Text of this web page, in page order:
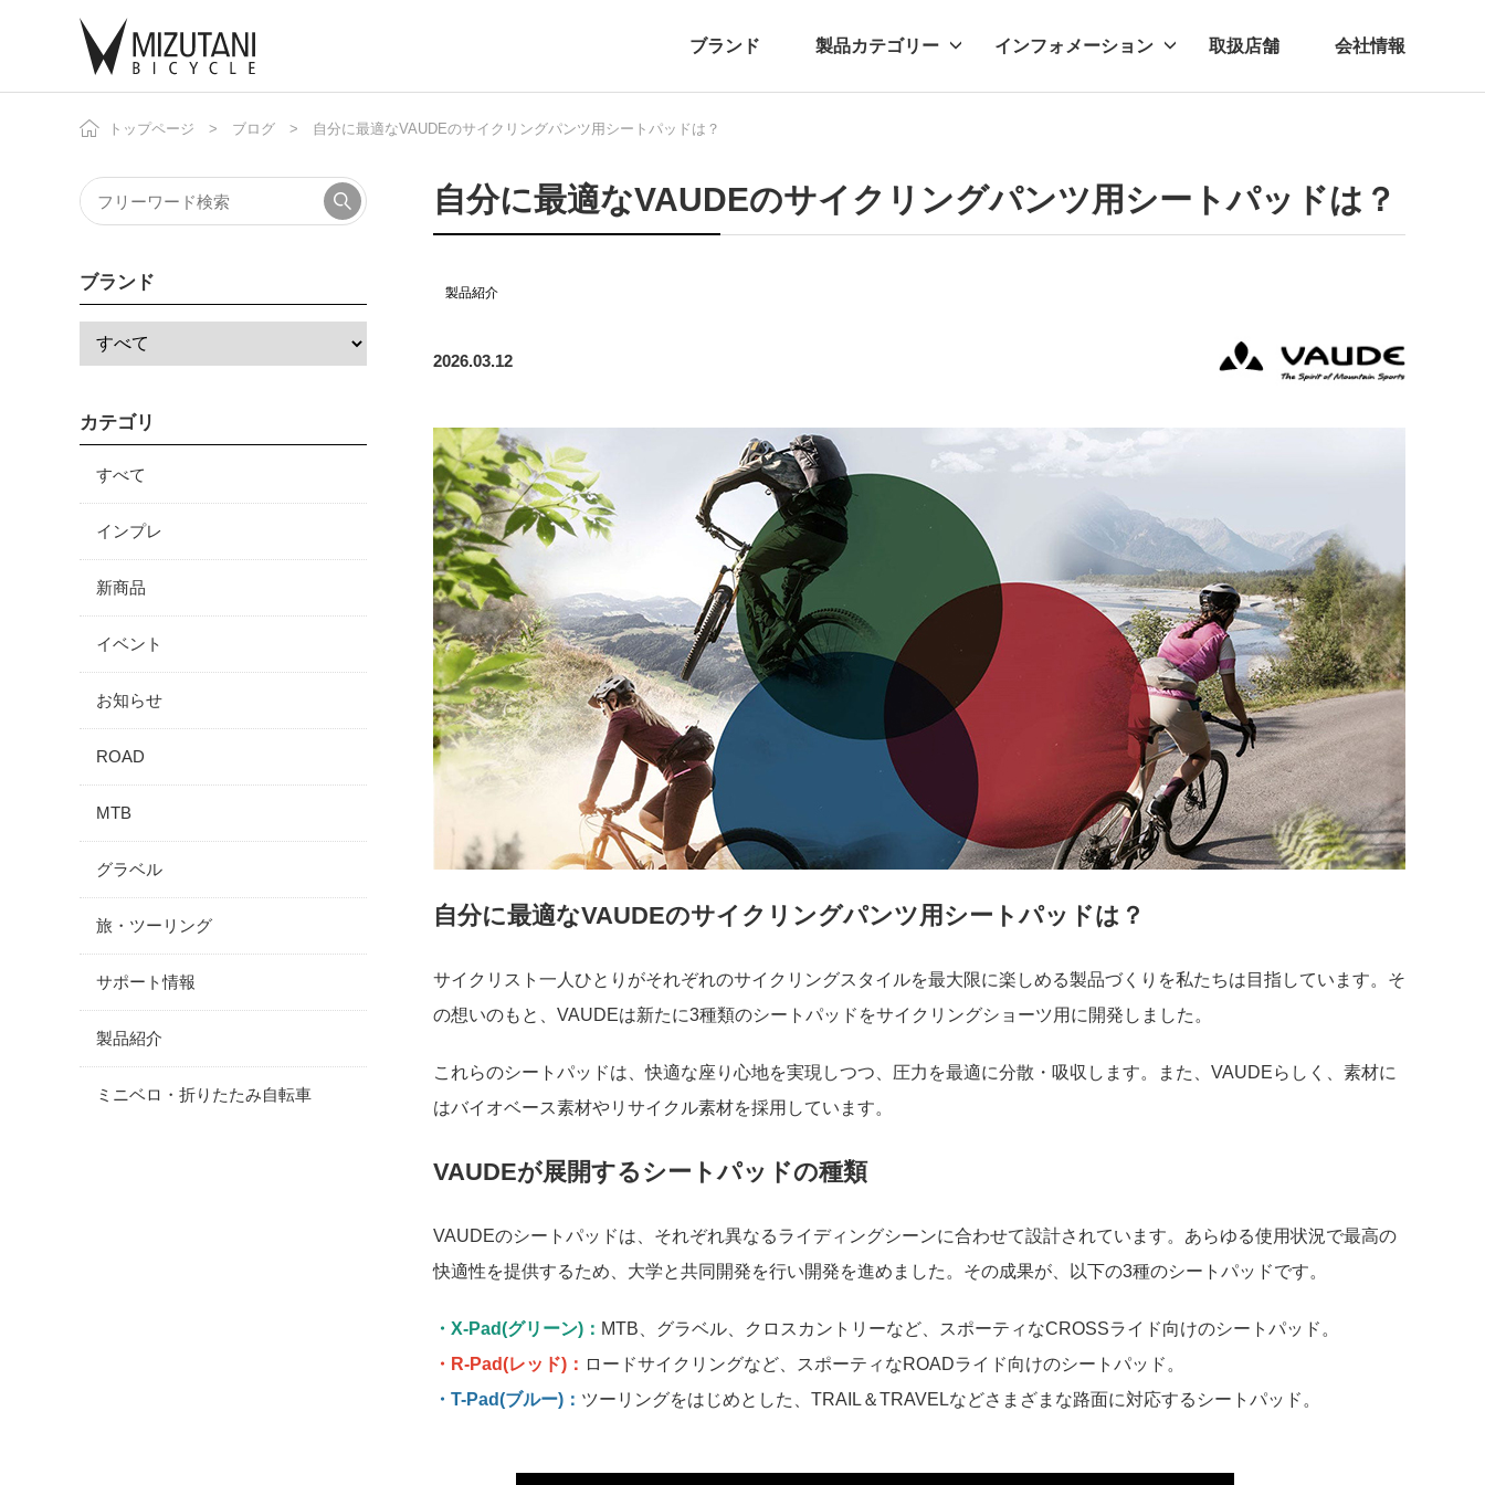
ブランド 製品カテゴリー
自転車 自転車パーツ
インフォメーション
ニュース プレスリリース
取扱店舗 会社情報
トップページ ブログ 自分に最適なVAUDEのサイクリングパンツ用シートパッドは？
自分に最適なVAUDEのサイクリングパンツ用シートパッドは？
製品紹介
2026.03.12
自分に最適なVAUDEのサイクリングパンツ用シートパッドは？
サイクリスト一人ひとりがそれぞれのサイクリングスタイルを最大限に楽しめる製品づくりを私たちは目指しています。そ
の想いのもと、VAUDEは新たに3種類のシートパッドをサイクリングショーツ用に開発しました。
これらのシートパッドは、快適な座り心地を実現しつつ、圧力を最適に分散・吸収します。また、VAUDEらしく、素材に
はバイオベース素材やリサイクル素材を採用しています。
VAUDEが展開するシートパッドの種類
VAUDEのシートパッドは、それぞれ異なるライディングシーンに合わせて設計されています。あらゆる使用状況で最高の
快適性を提供するため、大学と共同開発を行い開発を進めました。その成果が、以下の3種のシートパッドです。
・X-Pad(グリーン)： MTB、グラベル、クロスカントリーなど、スポーティなCROSSライド向けのシートパッド。
・R-Pad(レッド)： ロードサイクリングなど、スポーティなROADライド向けのシートパッド。
・T-Pad(ブルー)： ツーリングをはじめとした、TRAIL＆TRAVELなどさまざまな路面に対応するシートパッド。
ブランド
カテゴリ
すべて
インプレ
新商品
イベント
お知らせ
ROAD
MTB
グラベル
旅・ツーリング
サポート情報
製品紹介
ミニベロ・折りたたみ自転車